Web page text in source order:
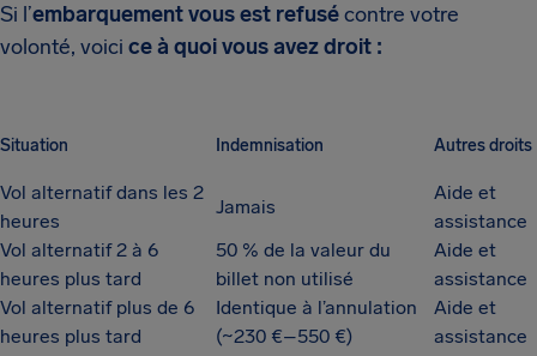
Si l’embarquement vous est refusécontre votre
volonté, voici ce à quoi vous avez droit :
Situation Indemnisation Autres droits
Vol alternatif dans les 2
heures
Jamais
Aide et
assistance
Vol alternatif 2 à 6
heures plus tard
50 % de la valeur du
billet non utilisé
Aide et
assistance
Vol alternatif plus de 6
heures plus tard
Identique à l’annulation
(~230 €–550 €)
Aide et
assistance